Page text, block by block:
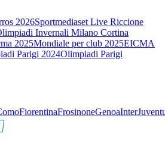
2026Sportmediaset Live Riccione
Invernali Milano Cortina
2025Mondiale per club 2025EICMA
Parigi 2024Olimpiadi Parigi
FiorentinaFrosinoneGenoaInter